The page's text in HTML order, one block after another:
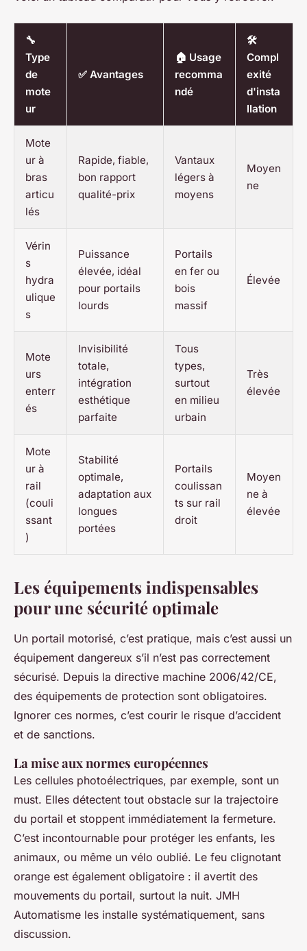
🔧
Type
de
mote
ur
✅ Avantages
🏠 Usage
recomma
ndé
🛠️
Compl
exité
d'insta
llation
Mote
ur à
bras
articu
lés
Rapide, fiable,
bon rapport
qualité-prix
Vantaux
légers à
moyens
Moyen
ne
Vérin
s
hydra
ulique
s
Puissance
élevée, idéal
pour portails
lourds
Portails
en fer ou
bois
massif
Élevée
Mote
urs
enterr
és
Invisibilité
totale,
intégration
esthétique
parfaite
Tous
types,
surtout
en milieu
urbain
Très
élevée
Mote
ur à
rail
(couli
ssant
)
Stabilité
optimale,
adaptation aux
longues
portées
Portails
coulissan
ts sur rail
droit
Moyen
ne à
élevée
Les équipements indispensables
pour une sécurité optimale
Un portail motorisé, c’est pratique, mais c’est aussi un
équipement dangereux s’il n’est pas correctement
sécurisé. Depuis la directive machine 2006/42/CE,
des équipements de protection sont obligatoires.
Ignorer ces normes, c’est courir le risque d’accident
et de sanctions.
La mise aux normes européennes
Les cellules photoélectriques, par exemple, sont un
must. Elles détectent tout obstacle sur la trajectoire
du portail et stoppent immédiatement la fermeture.
C’est incontournable pour protéger les enfants, les
animaux, ou même un vélo oublié. Le feu clignotant
orange est également obligatoire : il avertit des
mouvements du portail, surtout la nuit. JMH
Automatisme les installe systématiquement, sans
discussion.